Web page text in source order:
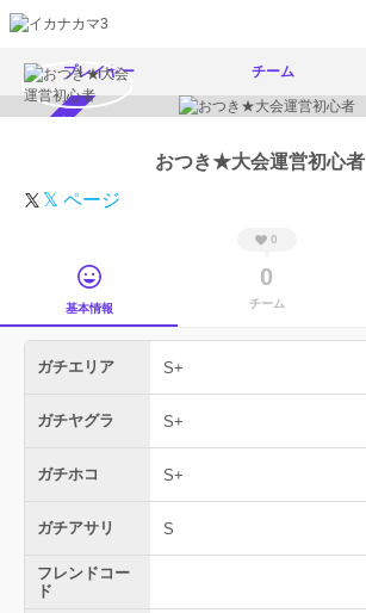
プレイヤー チーム
おつき★大会運営初心者
𝕏 ページ
基本情報
0
0
チーム
ガチエリア S+
ガチヤグラ S+
ガチホコ S+
ガチアサリ S
フレンドコー
ド